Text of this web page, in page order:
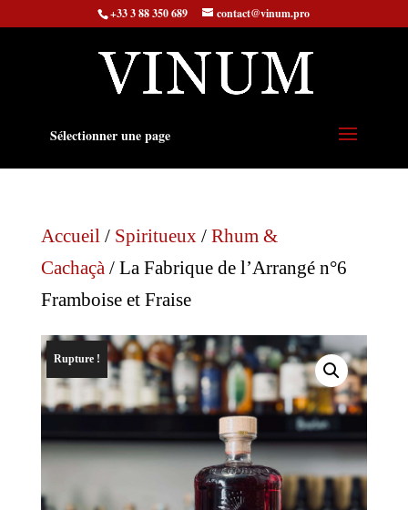
+33 3 88 350 689 contact@vinum.pro
Sélectionner une page
Accueil/ Spiritueux/ Rhum &
Cachaçà/ La Fabrique de l’Arrangé n°6
Framboise et Fraise
Rupture !